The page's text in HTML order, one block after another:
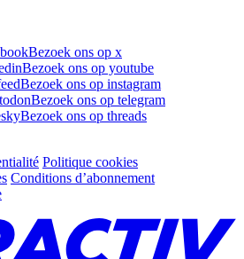
Bezoek ons op x
Bezoek ons op youtube
Bezoek ons op instagram
Bezoek ons op telegram
Bezoek ons op threads
Politique cookies
Conditions d’abonnement